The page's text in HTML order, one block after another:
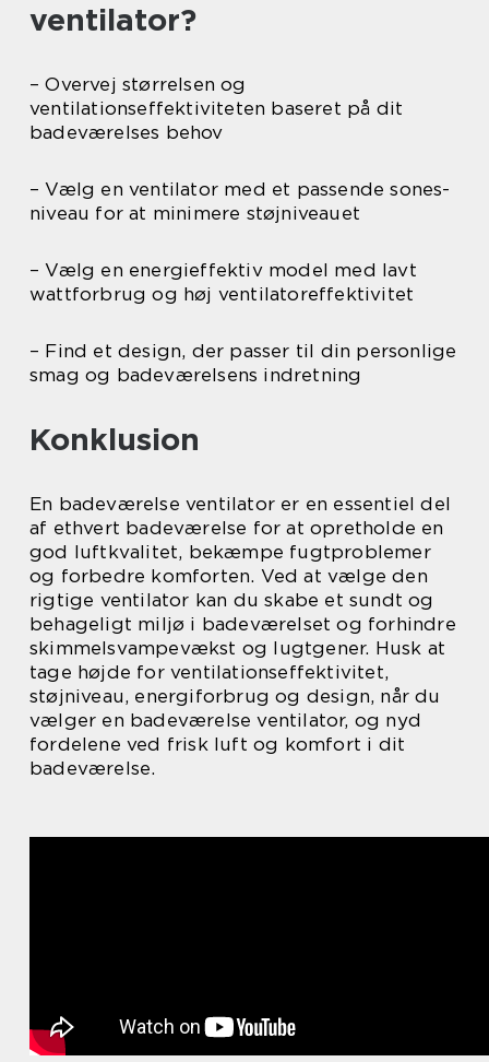
ventilator?
– Overvej størrelsen og
ventilationseffektiviteten baseret på dit
badeværelses behov
– Vælg en ventilator med et passende sones-
niveau for at minimere støjniveauet
– Vælg en energieffektiv model med lavt
wattforbrug og høj ventilatoreffektivitet
– Find et design, der passer til din personlige
smag og badeværelsens indretning
Konklusion
En badeværelse ventilator er en essentiel del
af ethvert badeværelse for at opretholde en
god luftkvalitet, bekæmpe fugtproblemer
og forbedre komforten. Ved at vælge den
rigtige ventilator kan du skabe et sundt og
behageligt miljø i badeværelset og forhindre
skimmelsvampevækst og lugtgener. Husk at
tage højde for ventilationseffektivitet,
støjniveau, energiforbrug og design, når du
vælger en badeværelse ventilator, og nyd
fordelene ved frisk luft og komfort i dit
badeværelse.